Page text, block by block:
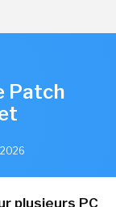
Patch
plusieurs PC